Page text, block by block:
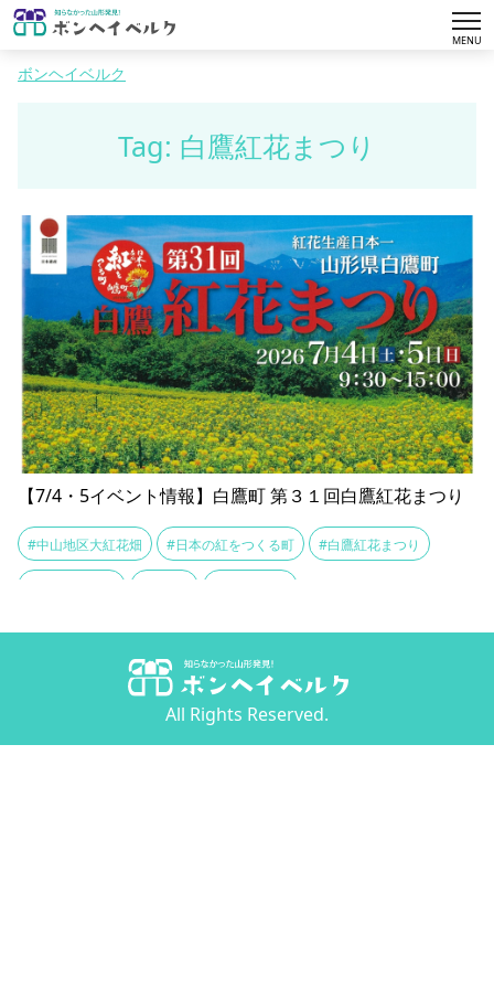
MENU
ボンヘイベルク
Tag: 白鷹紅花まつり
【7/4・5イベント情報】白鷹町 第３１回白鷹紅花まつり
#中山地区大紅花畑 #日本の紅をつくる町 #白鷹紅花まつり
All Rights Reserved.